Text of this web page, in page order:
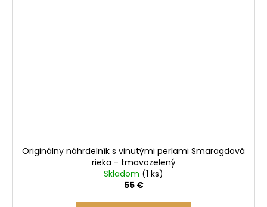
Originálny náhrdelník s vinutými perlami Smaragdová
rieka - tmavozelený
Skladom (1 ks)
55 €